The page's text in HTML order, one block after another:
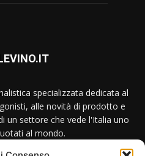
specializzata dedicata al
alle novità di prodotto e
un settore che vede l'Italia uno
al mondo.